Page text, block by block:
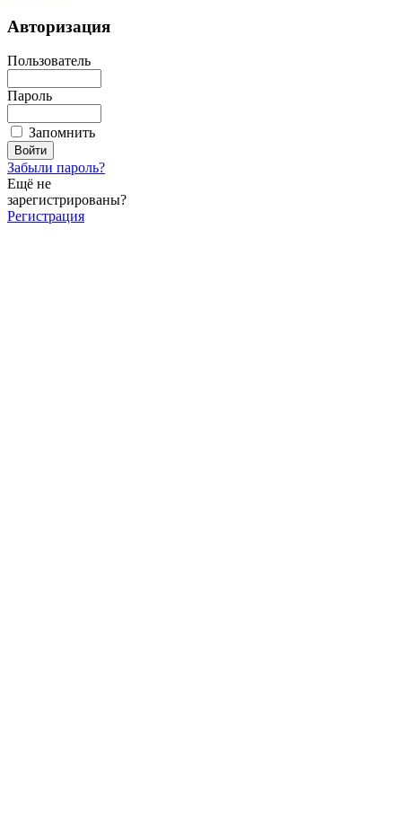
Авторизация
Пользователь
Пароль
Запомнить
Забыли пароль?
Ещё не
зарегистрированы?
Регистрация